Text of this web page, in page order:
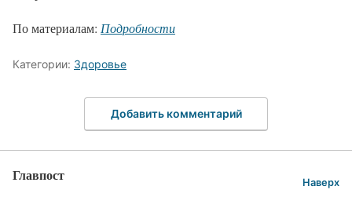
По материалам: Подробности
Категории: Здоровье
Добавить комментарий
Главпост Наверх